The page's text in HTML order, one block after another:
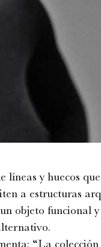
líneas y huecos
a estructuras
objeto funcional
“La colección